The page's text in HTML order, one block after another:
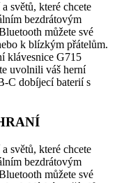
světů, které chcete
bezdrátovým
můžete své
k blízkým přátelům.
klávesnice G715
uvolnili váš herní
C dobíjecí baterií s
světů, které chcete
bezdrátovým
můžete své